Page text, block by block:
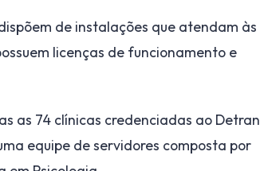
de instalações que atendam às
licenças de funcionamento e
as 74 clínicas credenciadas ao Detran
equipe de servidores composta por